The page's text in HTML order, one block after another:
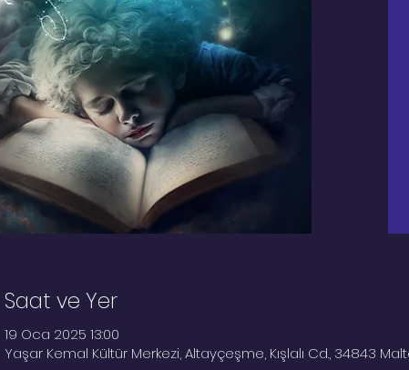
Saat ve Yer
19 Oca 2025 13:00
Yaşar Kemal Kültür Merkezi, Altayçeşme, Kışlalı Cd., 34843